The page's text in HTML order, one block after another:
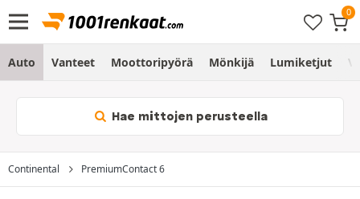
Auto Vanteet Moottoripyörä Mönkijä Lumiketjut
Hae mittojen perusteella
Continental PremiumContact 6